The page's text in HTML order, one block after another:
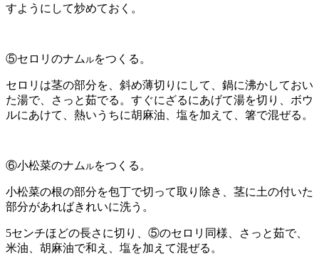
すようにして炒めておく。
⑤セロリのナム ルをつくる。
セロリは茎の部分を、斜め薄切りにして、鍋に沸かしておい
た湯で、さっと茹でる。すぐにざるにあげて湯を切り、ボウ
ルにあけて、熱いうちに胡麻油、塩を加えて、箸で混ぜる。
⑥小松菜のナム ルをつくる。
小松菜の根の部分を包丁で切って取り除き、茎に土の付いた
部分があればきれいに洗う。
5センチほどの長さに切り、⑤のセロリ同様、さっと茹で、
米油、胡麻油で和え、塩を加えて混ぜる。